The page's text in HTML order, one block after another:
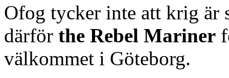
Ofog tycker inte att krig är
därför the Rebel Mariner
välkommet i Göteborg.